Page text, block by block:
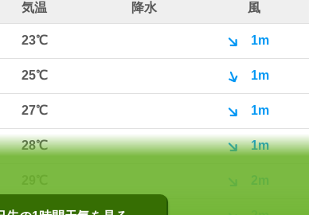
気温 降水 風
23℃ 1m
25℃ 1m
27℃ 1m
28℃ 1m
2m